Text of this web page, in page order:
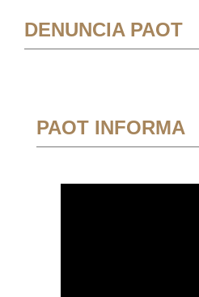
DENUNCIA PAOT
PAOT INFORMA